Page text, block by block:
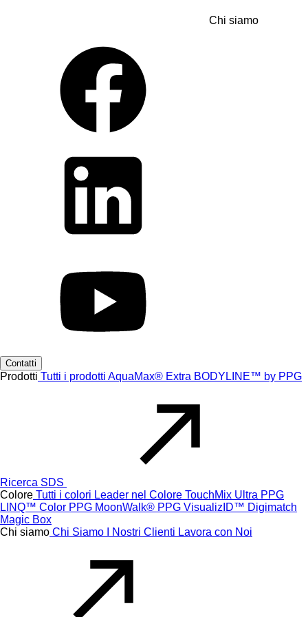
Chi siamo
Contatti
Prodotti Tutti i prodotti AquaMax® Extra BODYLINE™ by PPG
Ricerca SDS
Colore Tutti i colori Leader nel Colore TouchMix Ultra PPG
LINQ™ Color PPG MoonWalk® PPG VisualizID™ Digimatch
Magic Box
Chi siamo Chi Siamo I Nostri Clienti Lavora con Noi